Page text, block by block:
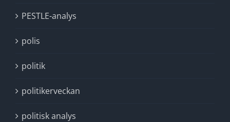
PESTLE-analys
polis
politik
politikerveckan
politisk analys